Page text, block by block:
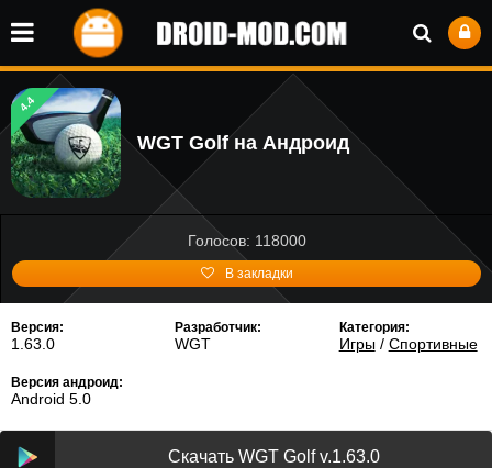
4.4
WGT Golf на Андроид
Голосов: 118000
В закладки
Версия:
1.63.0
Разработчик:
WGT
Категория:
Игры/ Спортивные
Версия андроид:
Android 5.0
Скачать WGT Golf v.1.63.0